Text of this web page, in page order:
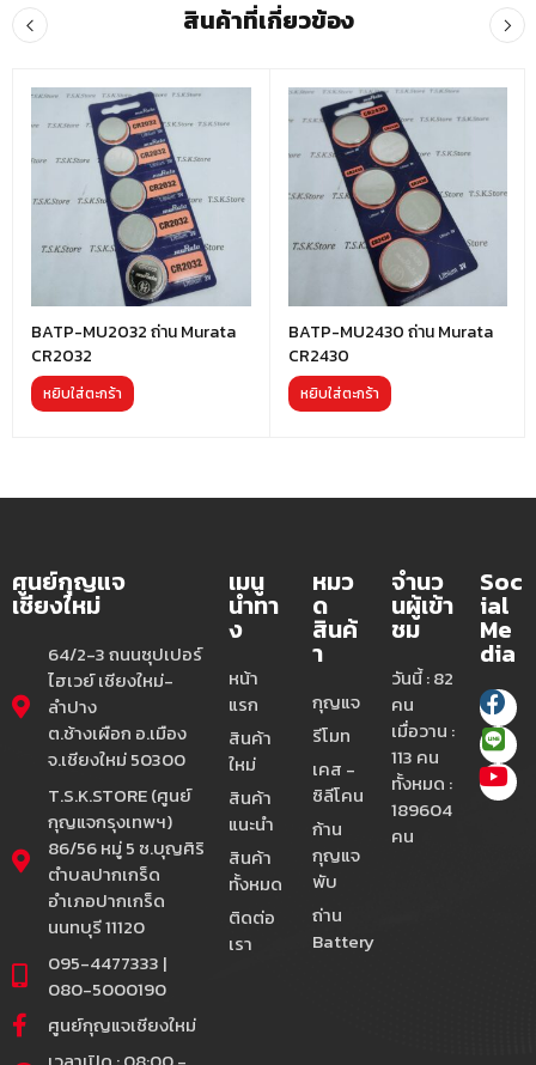
สินค้าที่เกี่ยวข้อง
BATP-MU2032 ถ่าน Murata
CR2032
หยิบใส่ตะกร้า
BATP-MU2430 ถ่าน Murata
CR2430
หยิบใส่ตะกร้า
ศูนย์กุญแจ
เชียงใหม่
64/2-3 ถนนซุปเปอร์
ไฮเวย์ เชียงใหม่-
ลำปาง
ต.ช้างเผือก อ.เมือง
จ.เชียงใหม่ 50300
T.S.K.STORE (ศูนย์
กุญแจกรุงเทพฯ)
86/56 หมู่ 5 ซ.บุญศิริ
ตำบลปากเกร็ด
อำเภอปากเกร็ด
นนทบุรี 11120
095-4477333 |
080-5000190
ศูนย์กุญแจเชียงใหม่
เมนู
นำทา
ง
หน้า
แรก
สินค้า
ใหม่
สินค้า
แนะนำ
สินค้า
ทั้งหมด
ติดต่อ
เรา
หมว
ด
สินค้
า
กุญแจ
รีโมท
เคส -
ซิลีโคน
ก้าน
กุญแจ
พับ
ถ่าน
Battery
จำนว
นผู้เข้า
ชม
วันนี้ : 82
คน
เมื่อวาน :
113 คน
ทั้งหมด :
189604
คน
Soc
ial
Me
dia